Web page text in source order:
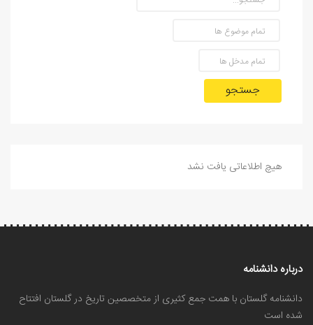
جستجو
هیچ اطلاعاتی یافت نشد
درباره دانشنامه
دانشنامه گلستان با همت جمع کثیری از متخصصین تاریخ در گلستان افتتاح
شده است